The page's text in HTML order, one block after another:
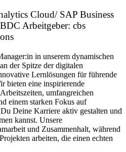
Cloud/ SAP Business
Arbeitgeber: cbs
in unserem dynamischen
der Spitze der digitalen
Lernlösungen für führende
bieten eine inspirierende
umfangreichen
einem starken Fokus auf
Deine Karriere aktiv gestalten und
kannst. Unsere
und Zusammenhalt, während
arbeiten, die einen echten